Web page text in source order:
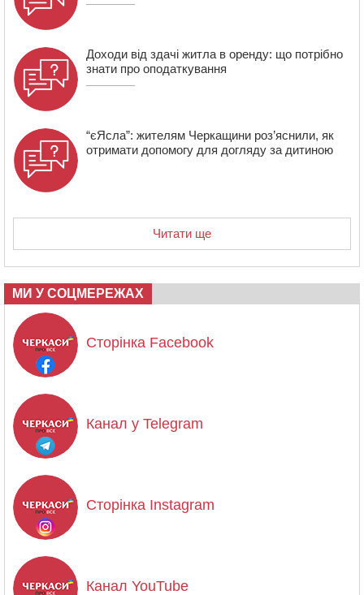
Доходи від здачі житла в оренду: що потрібно
знати про оподаткування
“єЯсла”: жителям Черкащини роз’яснили, як
отримати допомогу для догляду за дитиною
Читати ще
МИ У СОЦМЕРЕЖАХ
Сторінка Facebook
Канал у Telegram
Сторінка Instagram
Канал YouTube